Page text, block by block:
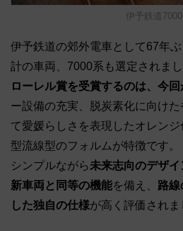
伊予鉄道
伊予鉄道の郊外電車として67年
計の車両、7000系も選定されまし
ローレル賞を受賞するのは、今
ー設備の充実、脱炭素化に向け
て愛媛らしさを表現したオレン
型流線型のフォルムが特徴です。
シンプルながら未来志向のデザイ
新車両と同等の機能を備え、 路
した独自の仕様が高く評価されま